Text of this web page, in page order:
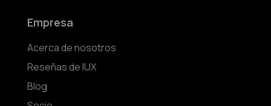
Empresa
Acerca de nosotros
Reseñas de IUX
Blog